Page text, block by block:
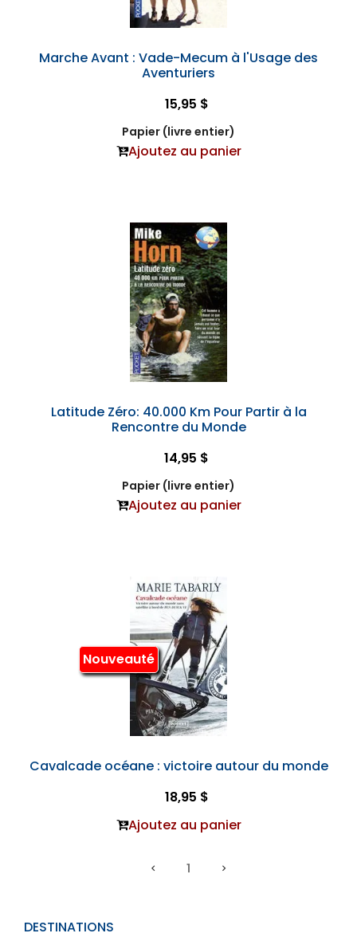
DESTINATIONS
Marche Avant : Vade-Mecum à l'Usage des
Aventuriers
15,95 $
Papier (livre entier)
Ajoutez au panier
Latitude Zéro: 40.000 Km Pour Partir à la
Rencontre du Monde
14,95 $
Papier (livre entier)
Ajoutez au panier
Nouveauté
Cavalcade océane : victoire autour du monde
18,95 $
Ajoutez au panier
1